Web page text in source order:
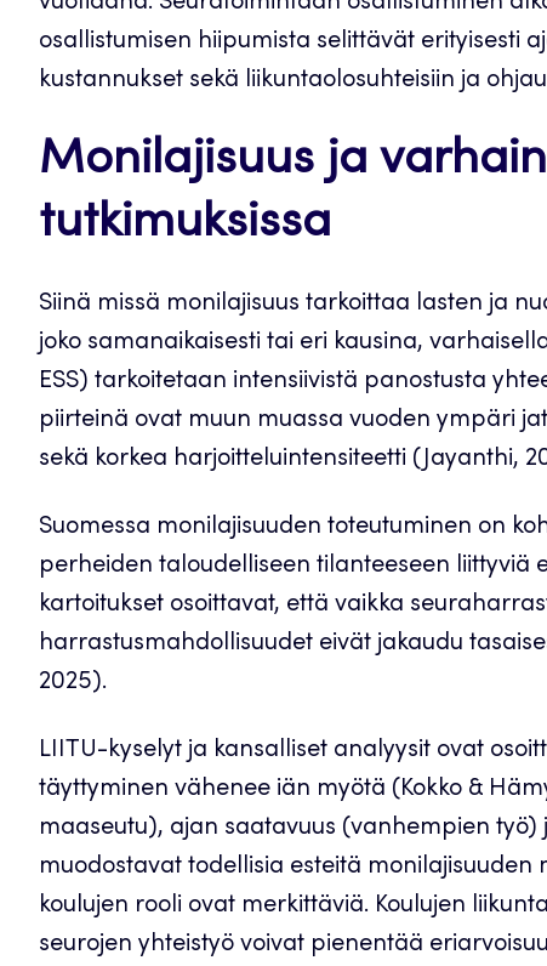
osallistumisen hiipumista selittävät erityisesti
kustannukset sekä liikuntaolosuhteisiin ja
Monilajisuus ja
tutkimuksissa
Siinä missä monilajisuus tarkoittaa lasten ja
joko samanaikaisesti tai eri kausina,
ESS) tarkoitetaan intensiivistä panostusta
piirteinä ovat muun muassa vuoden ympäri
sekä korkea harjoitteluintensiteetti (Jayanthi,
Suomessa monilajisuuden toteutuminen on
perheiden taloudelliseen tilanteeseen liittyviä
kartoitukset osoittavat, että vaikka
harrastusmahdollisuudet eivät jakaudu
2025).
LIITU-kyselyt ja kansalliset analyysit ovat
täyttyminen vähenee iän myötä (Kokko &
maaseutu), ajan saatavuus (vanhempien työ)
muodostavat todellisia esteitä monilajisuuden
koulujen rooli ovat merkittäviä. Koulujen
seurojen yhteistyö voivat pienentää